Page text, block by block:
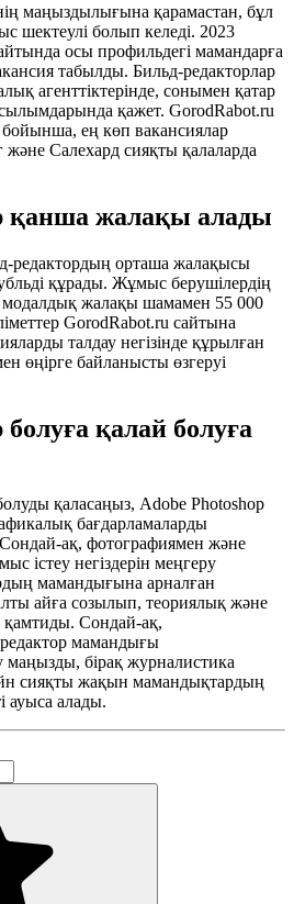
маңыздылығына қарамастан, бұл
шектеулі болып келеді. 2023
осы профильдегі мамандарға
табылды. Бильд-редакторлар
агенттіктерінде, сонымен қатар
қажет. GorodRabot.ru
ең көп вакансиялар
Салехард сияқты қалаларда
қанша жалақы алады
редактордың орташа жалақысы
құрады. Жұмыс берушілердің
модалдық жалақы шамамен 55 000
GorodRabot.ru сайтына
талдау негізінде құрылған
өңірге байланысты өзгеруі
қалай болуға
қаласаңыз, Adobe Photoshop
бағдарламаларды
Сондай-ақ, фотографиямен және
істеу негіздерін меңгеру
мамандығына арналған
айға созылып, теориялық және
қамтиды. Сондай-ақ,
мамандығы
бірақ журналистика
сияқты жақын мамандықтардың
ауыса алады.